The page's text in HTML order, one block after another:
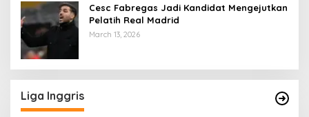
Cesc Fabregas Jadi Kandidat Mengejutkan
Pelatih Real Madrid
March 13, 2026
Liga Inggris